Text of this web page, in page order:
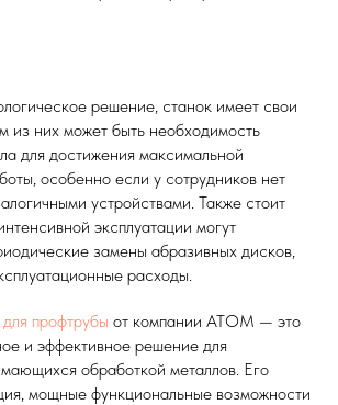
решение, станок имеет свои
из них может быть необходимость
для достижения максимальной
особенно если у сотрудников нет
устройствами. Также стоит
эксплуатации могут
замены абразивных дисков,
расходы.
профтрубы от компании АТОМ — это
и эффективное решение для
обработкой металлов. Его
мощные функциональные возможности